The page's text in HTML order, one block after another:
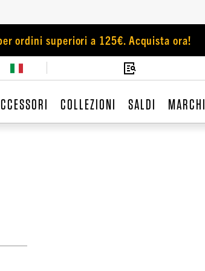
ordini superiori a 125€. Acquista ora!
COLLEZIONI SALDI MARCHI